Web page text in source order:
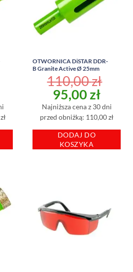
zł.
OTWORNICA DiSTAR DDR-
B Granite Active Ø 25mm
110,00zł
Pierwotna
cena
wynosiła:
110,00 zł.
95,00 zł
cena
Najniższa cena z 30 dni
przed obniżką: 110,00 zł
DODAJ DO
KOSZYKA